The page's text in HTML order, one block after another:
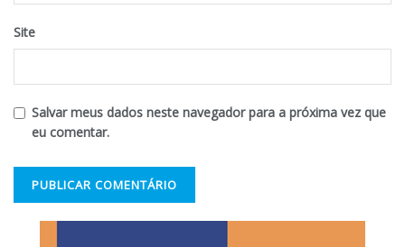
Site
Salvar meus dados neste navegador para a próxima vez que
eu comentar.